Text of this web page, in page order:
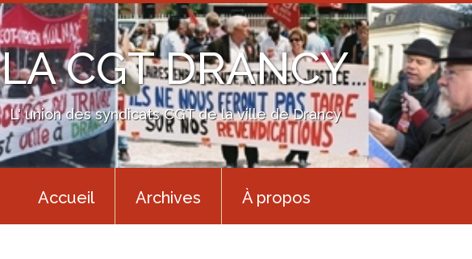
LA CGT DRANCY
L' union des syndicats CGT de la ville de Drancy
Accueil Archives À propos